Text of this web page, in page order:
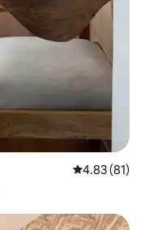
平均评分
4.83 (81)